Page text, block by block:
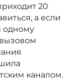
20
а если
одному
каналом.